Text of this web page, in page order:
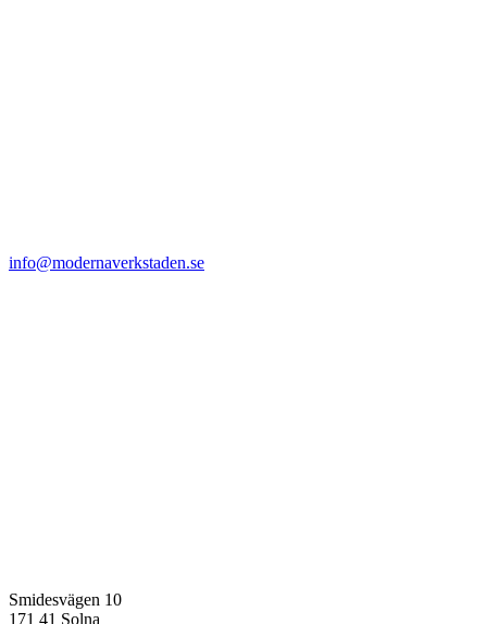
info@modernaverkstaden.se
Smidesvägen 10
171 41 Solna